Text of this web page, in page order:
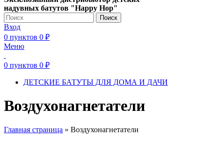
надувных батутов "Happy Hop"
Поиск
Вход
0 пунктов 0 ₽
Меню
0 пунктов 0 ₽
ДЕТСКИЕ БАТУТЫ ДЛЯ ДОМА И ДАЧИ
Воздухонагнетатели
Главная страница » Воздухонагнетатели